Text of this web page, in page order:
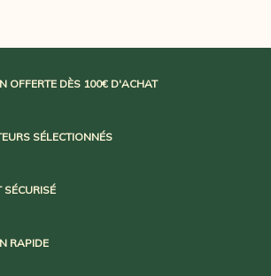
OFFERTE DÈS 100€ D'ACHAT
SÉLECTIONNÉS
SÉCURISÉ
RAPIDE